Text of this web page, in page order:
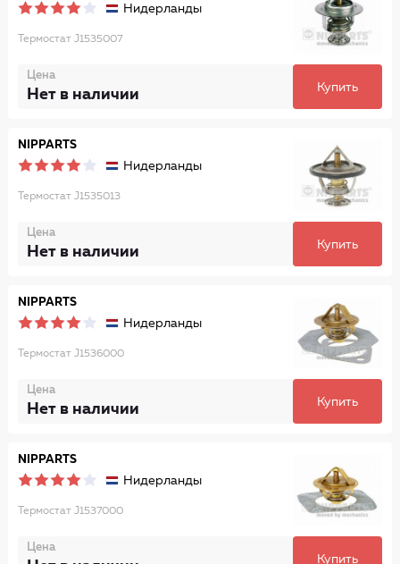
Нидерланды
Термостат J1535007
Цена
Нет в наличии Купить
NIPPARTS
Нидерланды
Термостат J1535013
Цена
Нет в наличии Купить
NIPPARTS
Нидерланды
Термостат J1536000
Цена
Нет в наличии Купить
NIPPARTS
Нидерланды
Термостат J1537000
Цена
Купить